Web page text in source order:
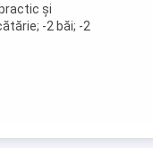
și
-2 băi; -2